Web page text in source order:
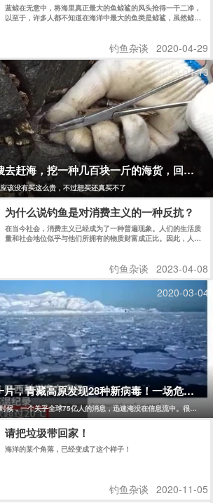
蓝鲸在无意中，将海里真正最大的鱼鲸鲨的风头抢得一干二净，
以至于，许多人都不知道在海洋中最大的鱼类是鲸鲨，虽然鲸鲨
钓鱼杂谈 2020-04-29
2020-04-13
去赶海，挖一种几百块一斤的海货，回家煮
该没有买这么贵，不过想买还真买不了
为什么说钓鱼是对消费主义的一种反抗？
在当今社会，消费主义已经成为了一种普遍现象。人们的生活质
量和社会地位似乎与他们所拥有的物质财富成正比。因此，人们
反的生活方式，它是对消费主义的反抗。 图片 首先，钓鱼并不
就能够享受到钓鱼的乐趣。相比于其他娱乐活动，钓鱼的成本要
低得多。而且，钓鱼的过程中，人们可以感受到大自然的美丽和
宁静，可以让人们放松身心，释放压力，远离城市的喧嚣和污
染。 图片 其次，钓鱼可以让人们更好地理解和尊重自然界的规
律，从而更好地保护环境和生态系统。在钓鱼的过程中，人们需
要了解鱼类的生态习性、饵料的选择和使用，以及天气的变化对
钓鱼的影响等等。这些知识都需要在实践中逐渐掌握，而且需要
长期的观察和研究。通过钓鱼，人们可以更加深入地了解生态系
统的运作，从而更好地保护和利用自然资源。 最后，钓鱼的过程
也是一种反消费主义的过程。钓鱼需要耐心和毅力，需要等待和
观察，需要逐渐掌握技巧和经验。这些都是与现代消费主义追求
即时满足的心态相反的。钓鱼者需要学会等待和放慢节奏，需要
学会享受过程而非结果，需要学会与自然界和谐相处而非依赖人
造的环境和物品。这些习惯和价值观可以帮助人们摆脱消费主义
的束缚，追求精神上的自由和独立。
钓鱼杂谈 2023-04-08
2020-03-04
片，青藏高原发现28种新病毒！一场危及75
候，一个关乎全球75亿人的消息，迅速淹没在信息流中。很少有
请把垃圾带回家！
海洋的某个角落，已经变成了这个样子！
钓鱼杂谈 2020-11-05